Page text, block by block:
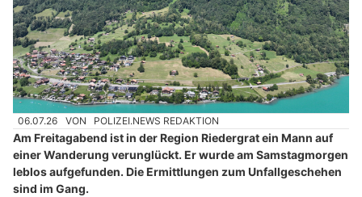
06.07.26 VON POLIZEI.NEWS REDAKTION
Am Freitagabend ist in der Region Riedergrat ein Mann auf
einer Wanderung verunglückt. Er wurde am Samstagmorgen
leblos aufgefunden. Die Ermittlungen zum Unfallgeschehen
sind im Gang.